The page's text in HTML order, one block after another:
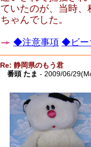
ていたのが、当時
ちゃんでした。
◆注意事項 ◆ビー
Re: 静岡県のもう君
番頭 たま - 2009/06/